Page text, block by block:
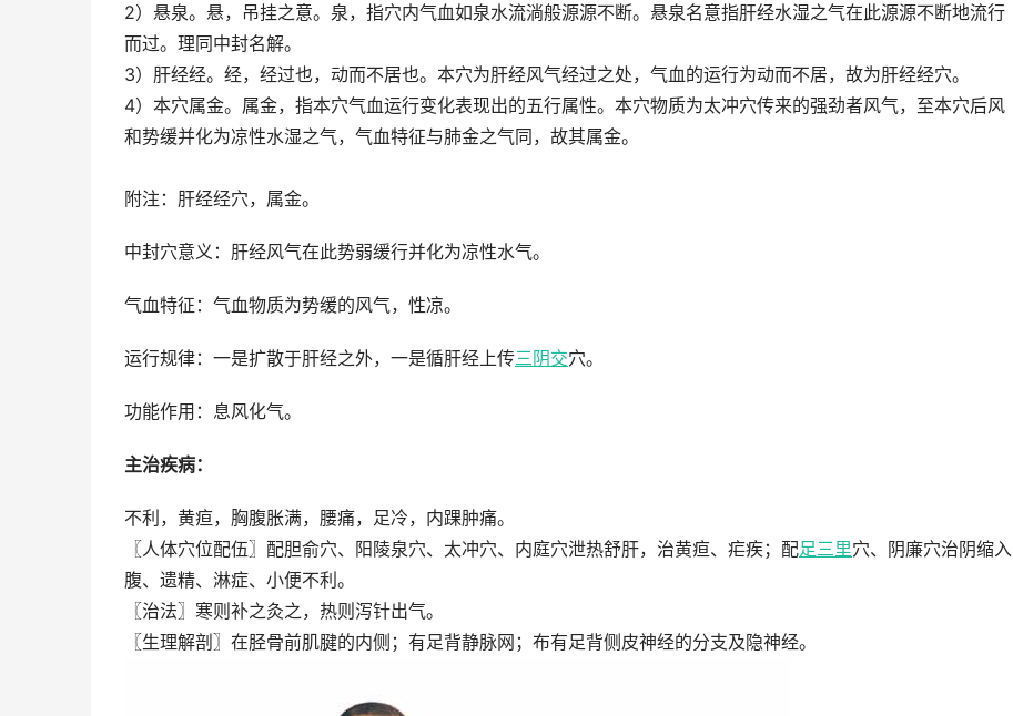
2）悬泉。悬，吊挂之意。泉，指穴内气血如泉水流淌般源源不断。悬泉名意指肝经水湿之气在此源源不断地流行
而过。理同中封名解。
3）肝经经。经，经过也，动而不居也。本穴为肝经风气经过之处，气血的运行为动而不居，故为肝经经穴。
4）本穴属金。属金，指本穴气血运行变化表现出的五行属性。本穴物质为太冲穴传来的强劲者风气，至本穴后风
和势缓并化为凉性水湿之气，气血特征与肺金之气同，故其属金。
附注：肝经经穴，属金。
中封穴意义：肝经风气在此势弱缓行并化为凉性水气。
气血特征：气血物质为势缓的风气，性凉。
运行规律：一是扩散于肝经之外，一是循肝经上传三阴交穴。
功能作用：息风化气。
主治疾病：
不利，黄疸，胸腹胀满，腰痛，足冷，内踝肿痛。
〖人体穴位配伍〗配胆俞穴、阳陵泉穴、太冲穴、内庭穴泄热舒肝，治黄疸、疟疾；配足三里穴、阴廉穴治阴缩入
腹、遗精、淋症、小便不利。
〖治法〗寒则补之灸之，热则泻针出气。
〖生理解剖〗在胫骨前肌腱的内侧；有足背静脉网；布有足背侧皮神经的分支及隐神经。